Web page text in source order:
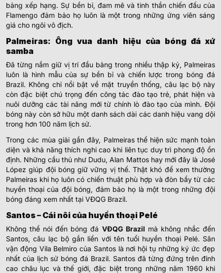
bảng xếp hạng. Sự bền bỉ, đam mê và tinh thần chiến đấu của
Flamengo đảm bảo họ luôn là một trong những ứng viên sáng
giá cho ngôi vô địch.
Palmeiras: Ông vua danh hiệu của bóng đá xứ
samba
Đã từng nắm giữ vị trí đầu bảng trong nhiều thập kỷ, Palmeiras
luôn là hình mẫu của sự bền bỉ và chiến lược trong bóng đá
Brazil. Không chỉ nổi bật về mặt truyền thống, câu lạc bộ này
còn đặc biệt chú trọng đến công tác đào tạo trẻ, phát hiện và
nuôi dưỡng các tài năng mới từ chính lò đào tạo của mình. Đội
bóng này còn sở hữu một danh sách dài các danh hiệu vang dội
trong hơn 100 năm lịch sử.
Trong các mùa giải gần đây, Palmeiras thể hiện sức mạnh toàn
diện và khả năng thích nghi cao khi liên tục duy trì phong độ ổn
định. Những cầu thủ như Dudu, Alan Mattos hay mới đây là José
López giúp đội bóng giữ vững vị thế. Thật khó để xem thường
Palmeiras khi họ luôn có chiến thuật phù hợp và đòn bẩy từ các
huyền thoại của đội bóng, đảm bảo họ là một trong những đội
bóng đáng xem nhất tại VĐQG Brazil.
Santos – Cái nôi của huyền thoại Pelé
Không thể nói đến bóng đá VĐQG Brazil mà không nhắc đến
Santos, câu lạc bộ gắn liền với tên tuổi huyền thoại Pelé. Sân
vận động Vila Belmiro của Santos là nơi hội tụ những ký ức đẹp
nhất của lịch sử bóng đá Brazil. Santos đã từng đứng trên đỉnh
cao châu lục và thế giới, đặc biệt trong những năm 1960 khi